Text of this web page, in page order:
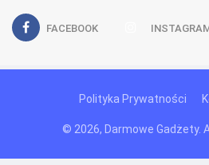
FACEBOOK
Polityka Prywatności
© 2026, Darmowe Gadżety.